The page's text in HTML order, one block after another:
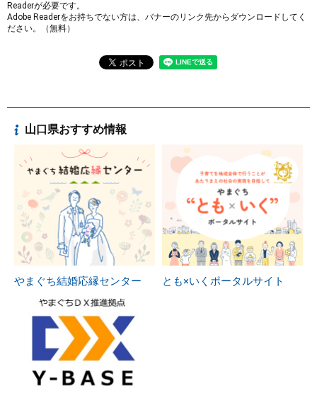
Readerが必要です。
Adobe Readerをお持ちでない方は、バナーのリンク先からダウンロードしてく
ださい。（無料）
山口県おすすめ情報
やまぐち結婚応縁センター とも×いくポータルサイト